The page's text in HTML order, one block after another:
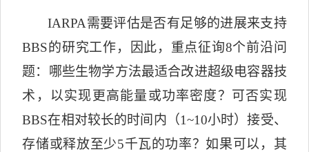
IARPA需要评估是否有足够的进展来支持
BBS的研究工作，因此，重点征询8个前沿问
题：哪些生物学方法最适合改进超级电容器技
术，以实现更高能量或功率密度？可否实现
BBS在相对较长的时间内（1~10小时）接受、
存储或释放至少5千瓦的功率？如果可以，其